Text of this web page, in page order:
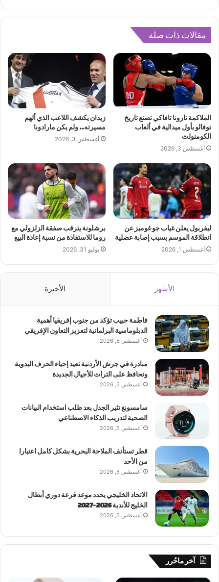
مقالات ذات صلة
الملاكمة تارونا تافاكي تصنع تاريخ
توفالو بأول ميدالية في ألعاب
الكومنولث
أغسطس 3, 2026
زيدان يكشف اللاعب الذي ألهم
مسيرته.. ولم يكن مارادونا
أغسطس 3, 2026
ليفربول يعلن غياب جو غوميز عن
انطلاقة الموسم بسبب إصابة عضلية
أغسطس 1, 2026
برشلونة يترقب صفقة الزلزولي مع
روما للاستفادة من نسبة إعادة البيع
يوليو 31, 2026
الأشهر الأخيرة
فاطمة حبيب تؤكد من جنوب إفريقيا أهمية
الدبلوماسية البرلمانية لتعزيز التعاون الإفريقي
أغسطس 5, 2026
مبادرة في جرش الأردنية تعيد إحياء الحرف اليدوية
وتحافظ على التراث للأجيال الجديدة
أغسطس 5, 2026
سامسونغ تثير الجدل بعد طلب استخدام البيانات
الصحية لتدريب الذكاء الاصطناعي
أغسطس 5, 2026
قطر تستأنف الملاحة البحرية بشكل كامل اعتبارا
من الأحد
أغسطس 5, 2026
الاتحاد الخليجي يحدد موعد قرعة دوري أبطال
الخليج للأندية 2026-2027
أغسطس 5, 2026
آخر ماحُرر